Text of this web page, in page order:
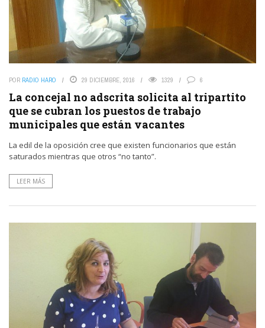
POR RADIO HARO 29 DICIEMBRE, 2016 1329 6
La concejal no adscrita solicita al tripartito
que se cubran los puestos de trabajo
municipales que están vacantes
La edil de la oposición cree que existen funcionarios que están
saturados mientras que otros “no tanto”.
LEER MÁS